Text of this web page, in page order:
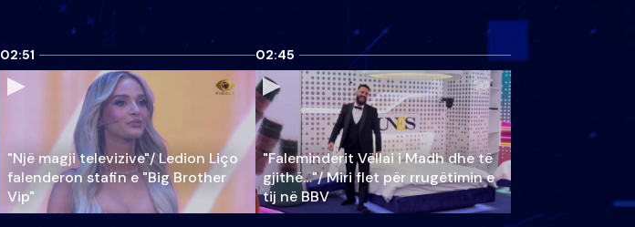
02:51
"Një magji televizive"/ Ledion Liço
falenderon stafin e "Big Brother
Vip"
02:45
"Faleminderit Vëllai i Madh dhe të
gjithë…"/ Miri flet për rrugëtimin e
tij në BBV